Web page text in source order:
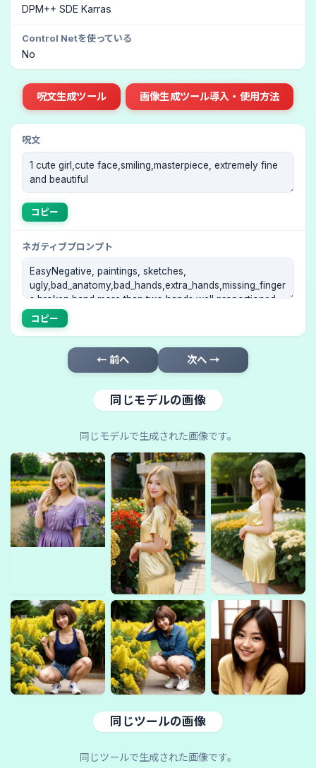
DPM++ SDE Karras
Control Netを使っている
No
呪文生成ツール 画像生成ツール導入・使用方法
呪文
コピー
ネガティブプロンプト
コピー
← 前へ 次へ →
同じモデルの画像
同じモデルで生成された画像です。
同じツールの画像
同じツールで生成された画像です。